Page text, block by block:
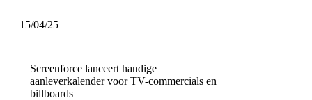
15/04/25
Screenforce lanceert handige
aanleverkalender voor TV-commercials en
billboards